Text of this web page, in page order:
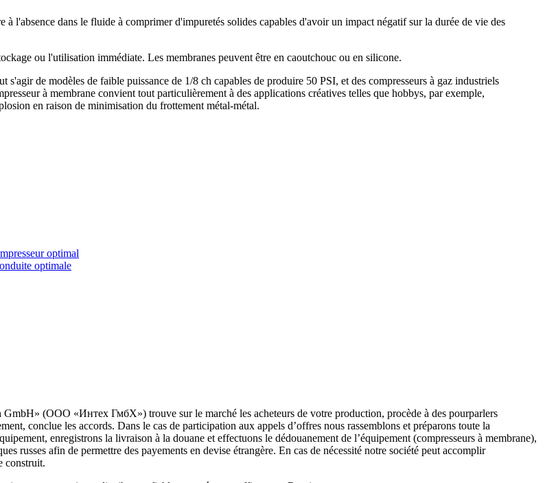
l'absence dans le fluide à comprimer d'impuretés solides capables d'avoir un impact négatif sur la durée de vie des
ou l'utilisation immédiate. Les membranes peuvent être en caoutchouc ou en silicone.
de modèles de faible puissance de 1/8 ch capables de produire 50 PSI, et des compresseurs à gaz industriels
à membrane convient tout particulièrement à des applications créatives telles que hobbys, par exemple,
en raison de minimisation du frottement métal-métal.
optimal
optimale
GmbH» (ООО «Интех ГмбХ») trouve sur le marché les acheteurs de votre production, procède à des pourparlers
conclue les accords. Dans le cas de participation aux appels d’offres nous rassemblons et préparons toute la
enregistrons la livraison à la douane et effectuons le dédouanement de l’équipement (compresseurs à membrane),
russes afin de permettre des payements en devise étrangère. En cas de nécessité notre société peut accomplir
construit.